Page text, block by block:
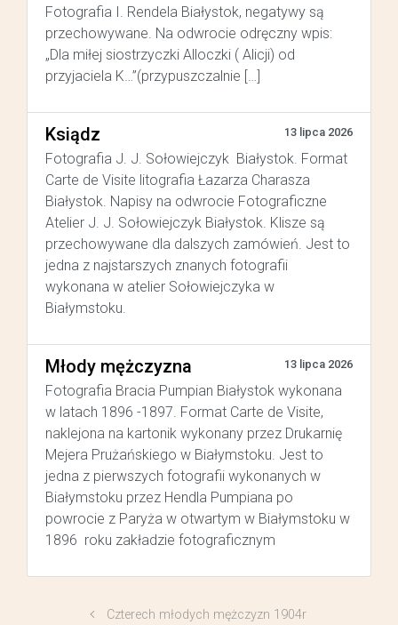
Fotografia I. Rendela Białystok, negatywy są
przechowywane. Na odwrocie odręczny wpis:
„Dla miłej siostrzyczki Alloczki ( Alicji) od
przyjaciela K…”(przypuszczalnie […]
Ksiądz 13 lipca 2026
Fotografia J. J. Sołowiejczyk Białystok. Format
Carte de Visite litografia Łazarza Charasza
Białystok. Napisy na odwrocie Fotograficzne
Atelier J. J. Sołowiejczyk Białystok. Klisze są
przechowywane dla dalszych zamówień. Jest to
jedna z najstarszych znanych fotografii
wykonana w atelier Sołowiejczyka w
Białymstoku.
Młody mężczyzna 13 lipca 2026
Fotografia Bracia Pumpian Białystok wykonana
w latach 1896 -1897. Format Carte de Visite,
naklejona na kartonik wykonany przez Drukarnię
Mejera Prużańskiego w Białymstoku. Jest to
jedna z pierwszych fotografii wykonanych w
Białymstoku przez Hendla Pumpiana po
powrocie z Paryża w otwartym w Białymstoku w
1896 roku zakładzie fotograficznym
Czterech młodych mężczyzn 1904r